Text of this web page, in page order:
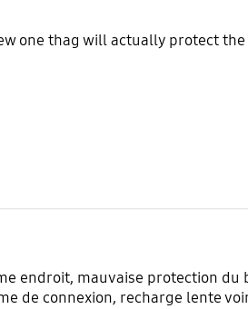
one thag will actually protect
endroit, mauvaise protection du
de connexion, recharge lente